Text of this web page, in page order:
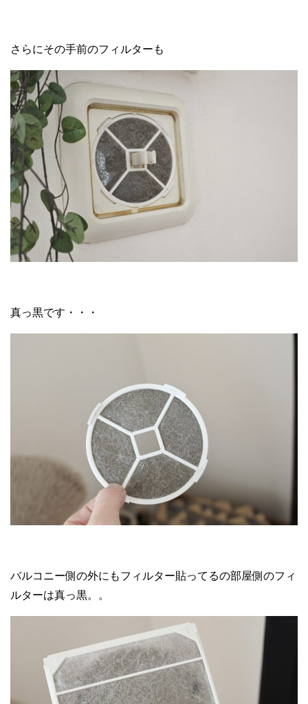
さらにその手前のフィルターも
真っ黒です・・・
バルコニー側の外にもフィルター貼ってるの部屋側のフィ
ルターは真っ黒。。